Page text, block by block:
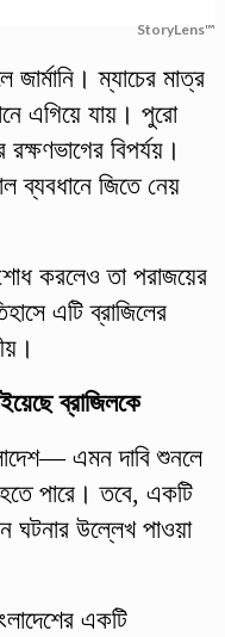
StoryLens™
ম্যাচের মাত্র
এগিয়ে যায়। পুরো
বিপর্যয়।
ব্যবধানে জিতে নেয়
করলেও তা পরাজয়ের
এটি ব্রাজিলের
ব্রাজিলকে
এমন দাবি শুনলে
পারে। তবে, একটি
ঘটনার উল্লেখ পাওয়া
একটি